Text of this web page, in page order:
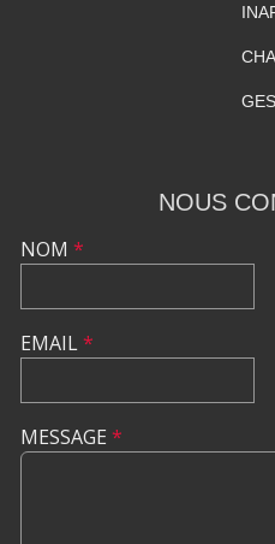
NOUS
NOM *
EMAIL*
MESSAGE *